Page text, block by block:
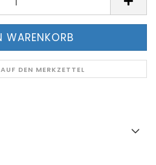
AUF DEN MERKZETTEL